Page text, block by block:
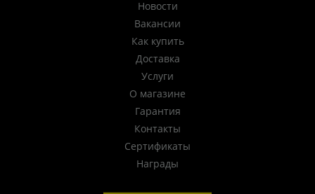
Новости
Вакансии
Как купить
Доставка
Услуги
О магазине
Гарантия
Контакты
Сертификаты
Награды